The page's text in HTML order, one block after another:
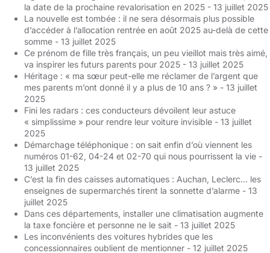
la date de la prochaine revalorisation en 2025 - 13 juillet 2025
La nouvelle est tombée : il ne sera désormais plus possible
d’accéder à l’allocation rentrée en août 2025 au-delà de cette
somme - 13 juillet 2025
Ce prénom de fille très français, un peu vieillot mais très aimé,
va inspirer les futurs parents pour 2025 - 13 juillet 2025
Héritage : « ma sœur peut-elle me réclamer de l’argent que
mes parents m’ont donné il y a plus de 10 ans ? » - 13 juillet
2025
Fini les radars : ces conducteurs dévoilent leur astuce
« simplissime » pour rendre leur voiture invisible - 13 juillet
2025
Démarchage téléphonique : on sait enfin d’où viennent les
numéros 01-62, 04-24 et 02-70 qui nous pourrissent la vie -
13 juillet 2025
C’est la fin des caisses automatiques : Auchan, Leclerc… les
enseignes de supermarchés tirent la sonnette d’alarme - 13
juillet 2025
Dans ces départements, installer une climatisation augmente
la taxe foncière et personne ne le sait - 13 juillet 2025
Les inconvénients des voitures hybrides que les
concessionnaires oublient de mentionner - 12 juillet 2025